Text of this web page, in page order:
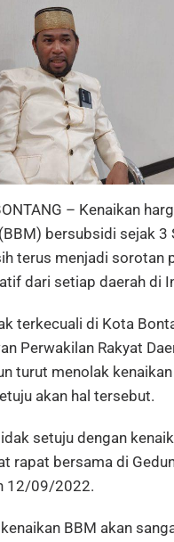
– Kenaikan
bersubsidi sejak 3
terus menjadi sorotan
dari setiap daerah di
terkecuali di Kota
Perwakilan Rakyat
turut menolak
akan hal tersebut.
setuju dengan
rapat bersama di
12/09/2022.
BBM akan